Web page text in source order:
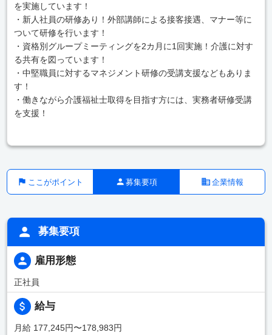
を実施しています！
・新人社員の研修あり！外部講師による接客接遇、マナー等に
ついて研修を行います！
・資格別グループミーティングを2カ月に1回実施！介護に対す
る共有を図っています！
・中堅職員に対するマネジメント研修の受講支援などもありま
す！
・働きながら介護福祉士取得を目指す方には、実務者研修受講
を支援！
ここがポイント 募集要項 企業情報
募集要項
雇用形態
正社員
給与
月給 177,245円〜178,983円